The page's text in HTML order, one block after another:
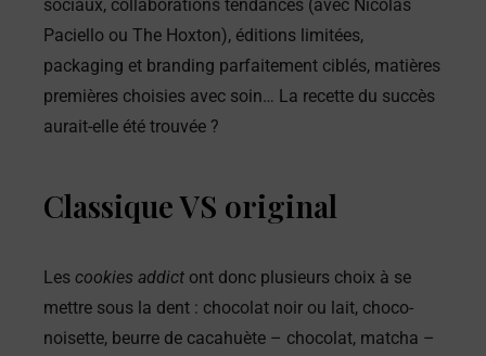
sociaux, collaborations tendances (avec Nicolas
Paciello ou The Hoxton), éditions limitées,
packaging et branding parfaitement ciblés, matières
premières choisies avec soin… La recette du succès
aurait-elle été trouvée ?
Classique VS original
Les cookies addict ont donc plusieurs choix à se
mettre sous la dent : chocolat noir ou lait, choco-
noisette, beurre de cacahuète – chocolat, matcha –